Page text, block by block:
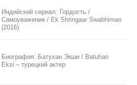
Индийский сериал: Гордость /
Самоуважение / Ek Shringaar Swabhiman
(2016)
Биография: Батухан Экши / Batuhan
Eksi – турецкий актер